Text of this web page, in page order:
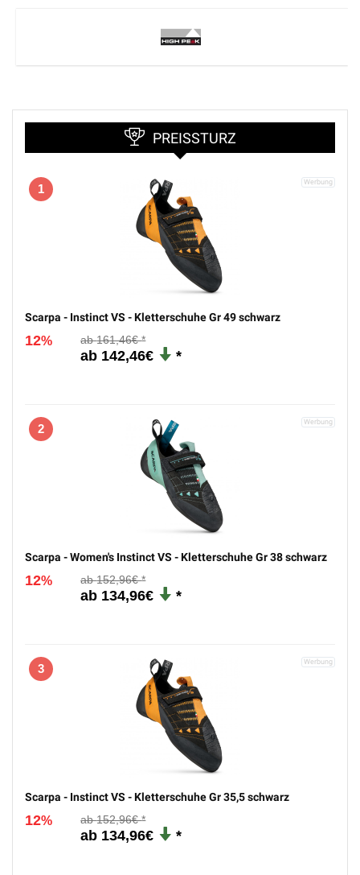
PREISSTURZ
1
Scarpa - Instinct VS - Kletterschuhe Gr 49 schwarz
12% 161,46€
142,46€
2
Scarpa - Women's Instinct VS - Kletterschuhe Gr 38 schwarz
12% 152,96€
134,96€
3
Scarpa - Instinct VS - Kletterschuhe Gr 35,5 schwarz
12% 152,96€
134,96€